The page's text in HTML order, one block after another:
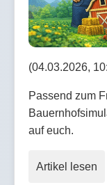
(04.03.2026,
Passend zum
auf euch.
Artikel lesen